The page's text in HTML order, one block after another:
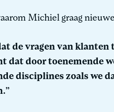
Michiel graag
de vragen van
dat door toenemende
disciplines zoals we